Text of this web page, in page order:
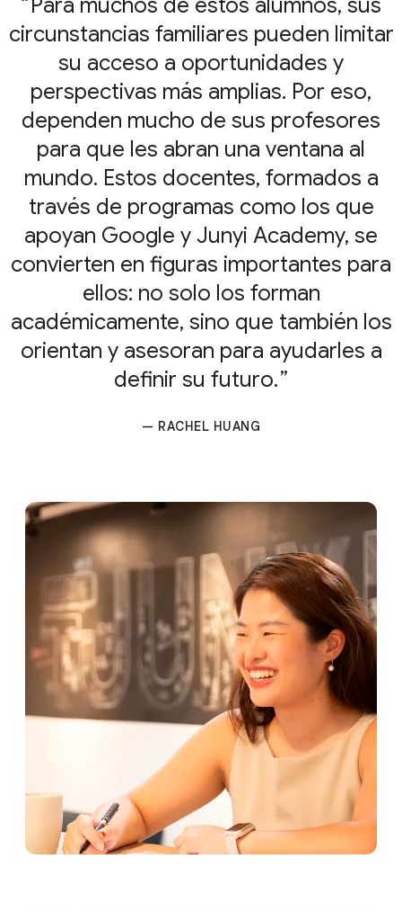
circunstancias familiares pueden limitar
su acceso a oportunidades y
perspectivas más amplias. Por eso,
dependen mucho de sus profesores
para que les abran una ventana al
mundo. Estos docentes, formados a
través de programas como los que
apoyan Google y Junyi Academy, se
convierten en figuras importantes para
ellos: no solo los forman
académicamente, sino que también los
orientan y asesoran para ayudarles a
definir su futuro.
— RACHEL HUANG